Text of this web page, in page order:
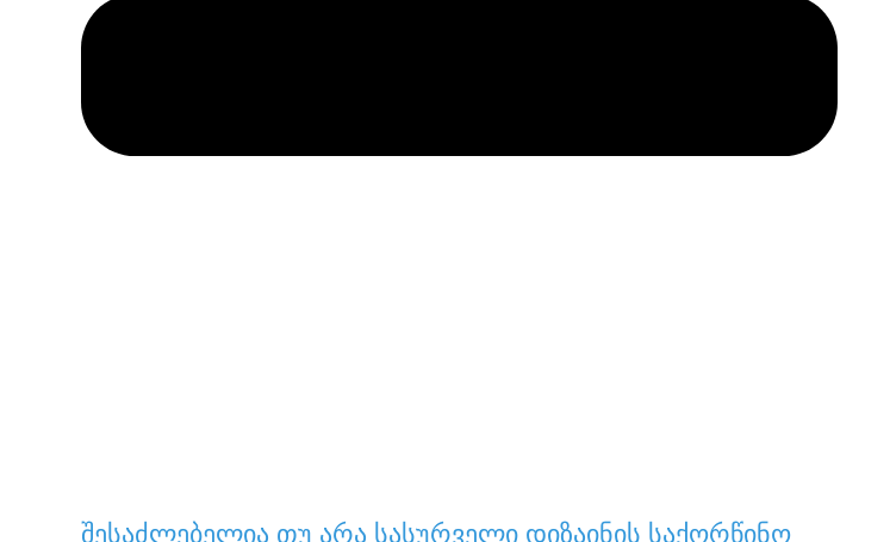
შესაძლებელია თუ არა სასურველი დიზაინის საქორწინო